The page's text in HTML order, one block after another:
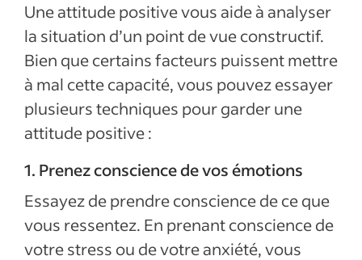
Une attitude positive vous aide à analyser
la situation d’un point de vue constructif.
Bien que certains facteurs puissent mettre
à mal cette capacité, vous pouvez essayer
plusieurs techniques pour garder une
attitude positive :
1. Prenez conscience de vos émotions
Essayez de prendre conscience de ce que
vous ressentez. En prenant conscience de
votre stress ou de votre anxiété, vous